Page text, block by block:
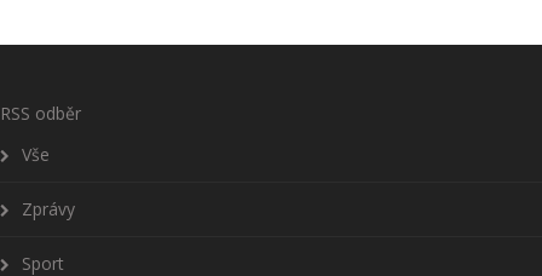
RSS odběr
Vše
Zprávy
Sport